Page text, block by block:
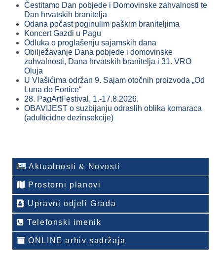
Čestitamo Dan pobjede i Domovinske zahvalnosti te
Dan hrvatskih branitelja
Odana počast poginulim paškim braniteljima
Koncert Gazdi u Pagu
Odluka o proglašenju sajamskih dana
Obilježavanje Dana pobjede i domovinske
zahvalnosti, Dana hrvatskih branitelja i 31. VRO
Oluja
U Vlašićima održan 9. Sajam otočnih proizvoda „Od
Luna do Fortice“
28. PagArtFestival, 1.-17.8.2026.
OBAVIJEST o suzbijanju odraslih oblika komaraca
(adulticidne dezinsekcije)
Aktualnosti & Novosti
Prostorni planovi
Upravni odjeli Grada
Telefonski imenik
ONLINE arhiv sadržaja